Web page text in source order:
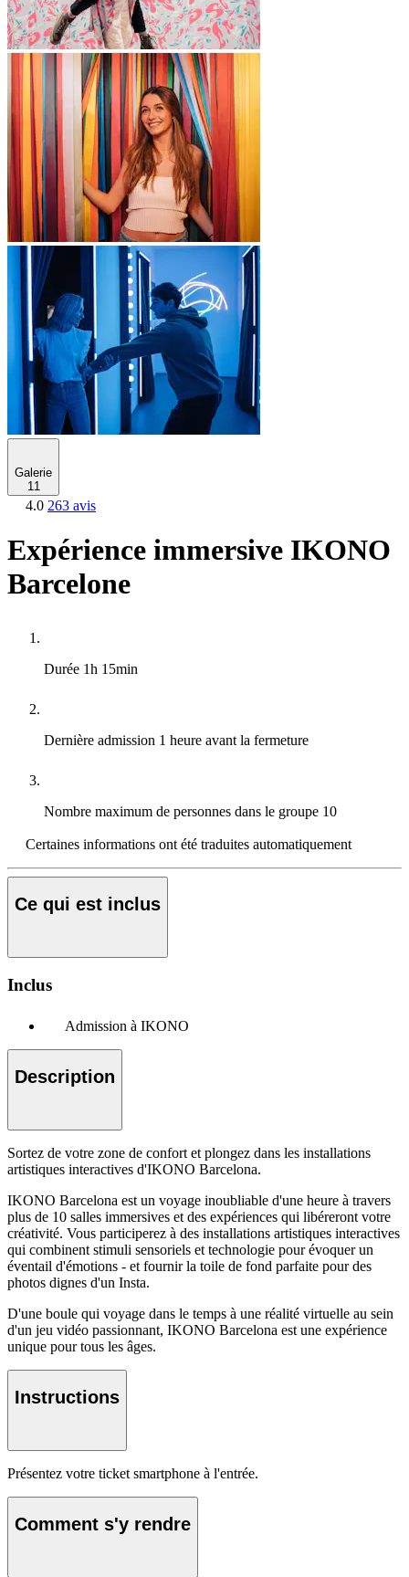
Galerie
11
4.0 263 avis
Expérience immersive IKONO
Barcelone
Durée 1h 15min
Dernière admission 1 heure avant la fermeture
Nombre maximum de personnes dans le groupe 10
Certaines informations ont été traduites automatiquement
Ce qui est inclus
Inclus
Admission à IKONO
Description
Sortez de votre zone de confort et plongez dans les installations
artistiques interactives d'IKONO Barcelona.
IKONO Barcelona est un voyage inoubliable d'une heure à travers
plus de 10 salles immersives et des expériences qui libéreront votre
créativité. Vous participerez à des installations artistiques interactives
qui combinent stimuli sensoriels et technologie pour évoquer un
éventail d'émotions - et fournir la toile de fond parfaite pour des
photos dignes d'un Insta.
D'une boule qui voyage dans le temps à une réalité virtuelle au sein
d'un jeu vidéo passionnant, IKONO Barcelona est une expérience
unique pour tous les âges.
Instructions
Présentez votre ticket smartphone à l'entrée.
Comment s'y rendre